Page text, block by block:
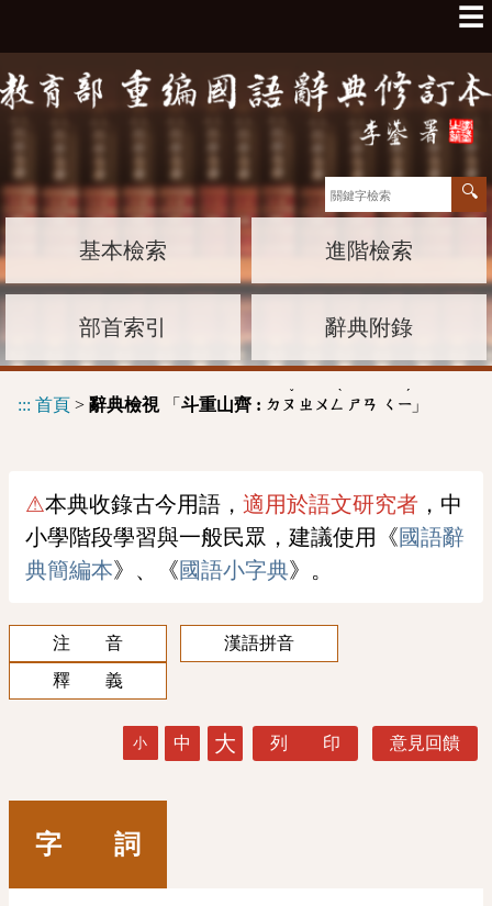
☰
基本檢索 進階檢索
部首索引 辭典附錄
::: 首頁 > 辭典檢視「 斗重山齊 : ㄉㄡ
ˇ
ㄓㄨㄥ
ˋ
ㄕㄢ ㄑㄧ
ˊ
」
⚠本典收錄古今用語， 適用於語文研究者 ，中
小學階段學習與一般民眾，建議使用《國語辭
典簡編本》、《國語小字典》。
注 音
漢語拼音
釋 義
小 中 大 列 印 意見回饋
字 詞